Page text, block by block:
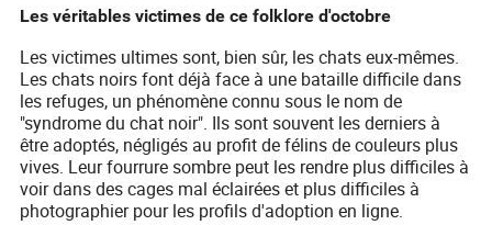
Les véritables victimes de ce folklore d'octobre
Les victimes ultimes sont, bien sûr, les chats eux-mêmes.
Les chats noirs font déjà face à une bataille difficile dans
les refuges, un phénomène connu sous le nom de
"syndrome du chat noir". Ils sont souvent les derniers à
être adoptés, négligés au profit de félins de couleurs plus
vives. Leur fourrure sombre peut les rendre plus difficiles à
voir dans des cages mal éclairées et plus difficiles à
photographier pour les profils d'adoption en ligne.